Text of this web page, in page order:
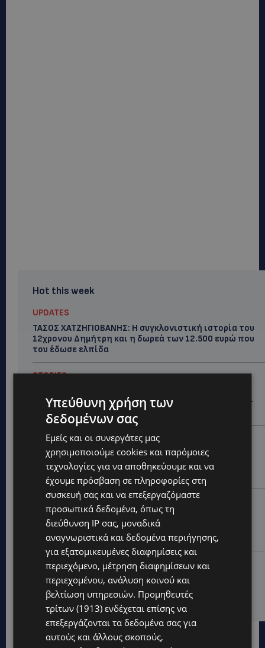
Hot this week
UPDATES
ΤΑΣΟΣ ΧΑΤΖΗΓΙΟΒΑΝΗΣ: Η συγκλονιστική ιστορία του
12χρονου Δημήτρη και η δωρεά των 12.500 ευρώ που
του έδωσε ελπίδα
STORIES
πότε απαγορεύεται να έχεις μαϊμού ως κατοικίδιο –
Ποια ζώα μπορείς να διατηρείς νόμιμα
UPDATES
ΧΩΡΙΣ ΣΩΣΣΙΒΙΟ Η ΘΑΛΑΣΣΙΑ ΣΥΝΔΕΣΗ ΚΥΠΡΟΥ-
ΕΛΛΑΔΑΣ: «Χωρίς επιδότηση το πλοίο δεν θα
ξανασηκώσει άγκυρα»
STORIES
ΜΑΡΙΝΟΣ ΚΩΝΣΤΑΝΤΙΝΙΔΗΣ: Οι πρωτοβουλίες για να
ξαναζωντανέψει η Μακαρίου και το κέντρο της
Λευκωσίας-(Βίντεο)
UPDATES
ΤΡΟΧΑΙΟ ΣΤΗΝ ΛΕΥΚΩΣΙΑ: Χειροπέδες και στη σύζυγο
του 27χρονου – Φέρεται να παραπλάνησε την
Αστυνομία
Υπεύθυνη χρήση των
δεδομένων σας
Εμείς και οι συνεργάτες μας
χρησιμοποιούμε cookies και παρόμοιες
τεχνολογίες για να αποθηκεύουμε και να
έχουμε πρόσβαση σε πληροφορίες στη
συσκευή σας και να επεξεργαζόμαστε
προσωπικά δεδομένα, όπως τη
διεύθυνση IP σας, μοναδικά
αναγνωριστικά και δεδομένα περιήγησης,
για εξατομικευμένες διαφημίσεις και
περιεχόμενο, μέτρηση διαφημίσεων και
περιεχομένου, ανάλυση κοινού και
βελτίωση υπηρεσιών. Προμηθευτές
τρίτων (1913) ενδέχεται επίσης να
επεξεργάζονται τα δεδομένα σας για
αυτούς και άλλους σκοπούς,